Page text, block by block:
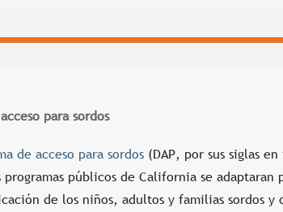
para sordos
de acceso para sordos (DAP, por sus siglas
programas públicos de California se adaptaran
de los niños, adultos y familias sordos